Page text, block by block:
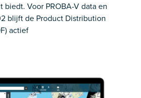
biedt. Voor PROBA-V data en
blijft de Product Distribution
actief